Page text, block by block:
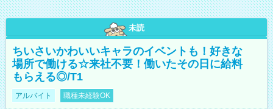
未読
ちいさいかわいいキャラのイベントも！好きな
場所で働ける☆来社不要！働いたその日に給料
もらえる◎/T1
アルバイト 職種未経験OK